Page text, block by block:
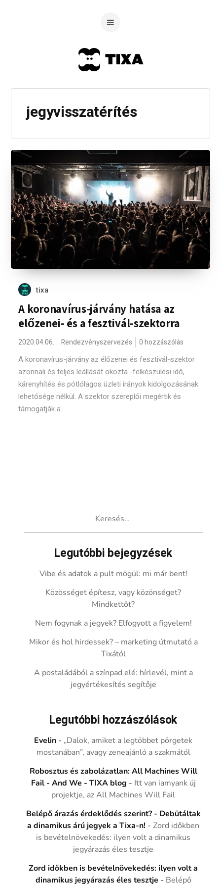
jegyvisszatérítés
tixa
A koronavírus-járvány hatása az
előzenei- és a fesztivál-szektorra
2020.04.06. Rendezvényszervezés 0 hozzászólás
A koronavírus-járvány az élőzenei és fesztivál-szektor
azonnali és teljes leállását okozta -felkészülési idő,
kárenyhítés és pótlólagos üzleti irányok kidolgozásának
lehetősége nélkül. A szektor szereplői megértik és
támogatják a...
Legutóbbi bejegyzések
Vibe és adatok a pult mögül: mi már bent!
Közösséget építesz, vagy közönséget?
Mindkettőt?
Nem fogynak a jegyek? Elfogyott a figyelem!
Mikor és hol hirdessek? – marketing útmutató a
Tixától
A postaládából a színpad elé: hírlevél, mint a
jegyértékesítés segítője
Legutóbbi hozzászólások
Evelin - „Dalok, amiket a legtöbbet pörgetek
mostanában”, avagy zeneajánló a szakmától
Robosztus és zabolázatlan: All Machines Will
Fail - And We - TIXA blog - Itt van iamyank új
projektje, az All Machines Will Fail
Belépő árazás érdeklődés szerint? - Debütáltak
a dinamikus árú jegyek a Tixa-n! -Zord időkben
is bevételnövekedés: ilyen volt a dinamikus
jegyárazás éles tesztje
Zord időkben is bevételnövekedés: ilyen volt a
dinamikus jegyárazás éles tesztje - Belépő